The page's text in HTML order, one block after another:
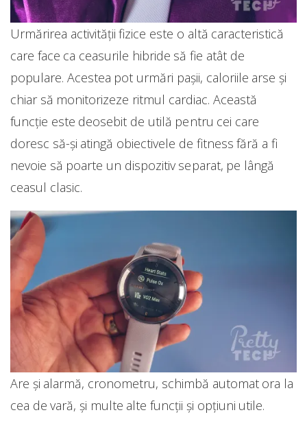
Urmărirea activității fizice este o altă caracteristică
care face ca ceasurile hibride să fie atât de
populare. Acestea pot urmări pașii, caloriile arse și
chiar să monitorizeze ritmul cardiac. Această
funcție este deosebit de utilă pentru cei care
doresc să-și atingă obiectivele de fitness fără a fi
nevoie să poarte un dispozitiv separat, pe lângă
ceasul clasic.
Are și alarmă, cronometru, schimbă automat ora la
cea de vară, și multe alte funcții și opțiuni utile.